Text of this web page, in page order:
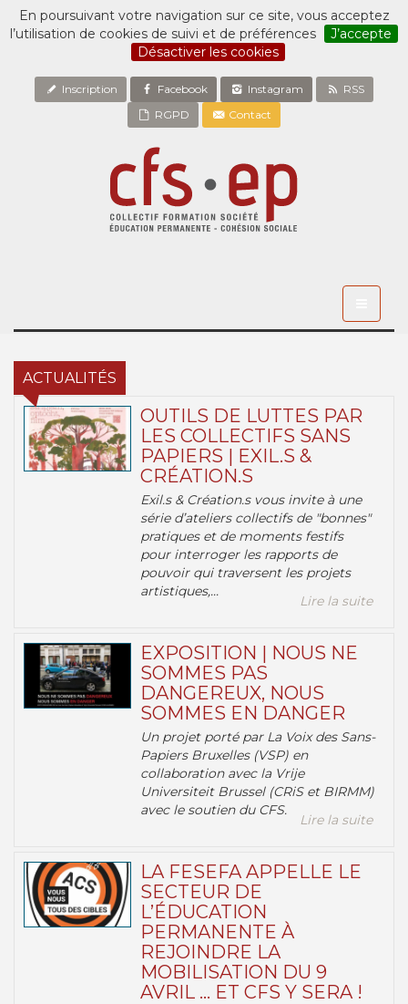
En poursuivant votre navigation sur ce site, vous acceptez
l’utilisation de cookies de suivi et de préférences
J’accepte
Désactiver les cookies
Inscription Facebook Instagram
RSS
RGPD
Contact
ACTUALITÉS
OUTILS DE LUTTES PAR
LES COLLECTIFS SANS
PAPIERS | EXIL.S &
CRÉATION.S
Exil.s & Création.s vous invite à une
série d’ateliers collectifs de "bonnes"
pratiques et de moments festifs
pour interroger les rapports de
pouvoir qui traversent les projets
artistiques,...
Lire la suite
EXPOSITION | NOUS NE
SOMMES PAS
DANGEREUX, NOUS
SOMMES EN DANGER
Un projet porté par La Voix des Sans-
Papiers Bruxelles (VSP) en
collaboration avec la Vrije
Universiteit Brussel (CRiS et BIRMM)
avec le soutien du CFS.
Lire la suite
LA FESEFA APPELLE LE
SECTEUR DE
L’ÉDUCATION
PERMANENTE À
REJOINDRE LA
MOBILISATION DU 9
AVRIL … ET CFS Y SERA !